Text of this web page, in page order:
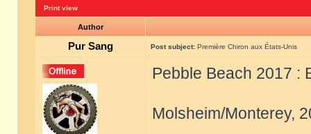
Print view
Author
Pur Sang Post subject: Première Chiron aux États-Unis
Pebble Beach 2017 :
Molsheim/Monterey,